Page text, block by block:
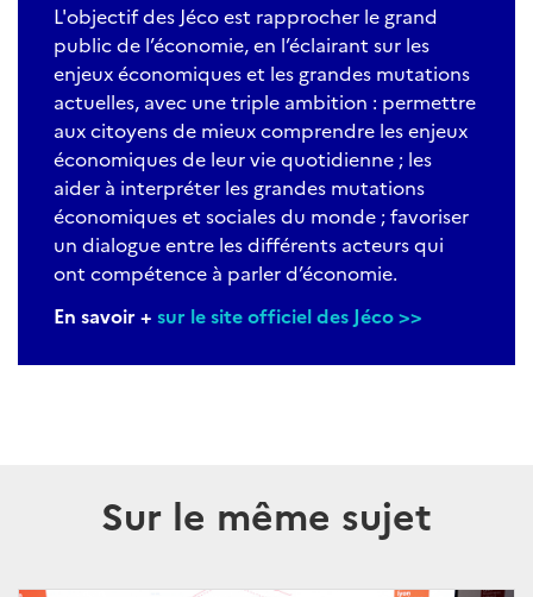
L'objectif des Jéco est rapprocher le grand
public de l’économie, en l’éclairant sur les
enjeux économiques et les grandes mutations
actuelles, avec une triple ambition : permettre
aux citoyens de mieux comprendre les enjeux
économiques de leur vie quotidienne ; les
aider à interpréter les grandes mutations
économiques et sociales du monde ; favoriser
un dialogue entre les différents acteurs qui
ont compétence à parler d’économie.
En savoir + sur le site officiel des Jéco >>
Sur le même sujet